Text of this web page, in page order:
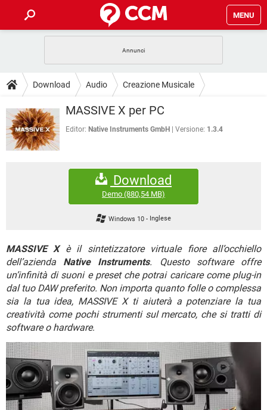
MENU
INTRATTENIMENTO ANDROID
iOS WINDOWS 10
INSTAGRAM WHATSAPP
TIKTOK
GUIDE
COVID-19
INTRATTENIMENTO
iOS
FACEBOOK
DOWNLOAD
COVID-19 GAMING
INTRATTENIMENTO
WINDOWS 10
WHATSAPP
FORUM
ANDROID
WINDOWS 10
WHATSAPP
HARDWARE
GAMING
INSTAGRAM WHATSAPP
TIKTOK FACEBOOK
HARDWARE
Download Audio Creazione Musicale
MASSIVE X per PC
Editor: Native Instruments GmbH Versione: 1.3.4
Download
Demo (880,54 MB)
Windows 10 - Inglese
MASSIVE X
è il sintetizzatore virtuale fiore all’occhiello
dell’azienda Native Instruments. Questo software offre
un’infinità di suoni e preset che potrai caricare come plug-in
dal tuo DAW preferito. Non importa quanto folle o complessa
sia la tua idea, MASSIVE X ti aiuterà a potenziare la tua
creatività come pochi strumenti sul mercato, che si tratti di
software o hardware.